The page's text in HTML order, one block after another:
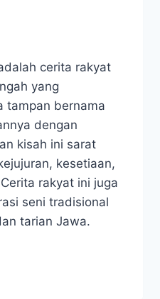
cerita rakyat
yang
tampan bernama
dengan
kisah ini sarat
kesetiaan,
rakyat ini juga
seni tradisional
tarian Jawa.